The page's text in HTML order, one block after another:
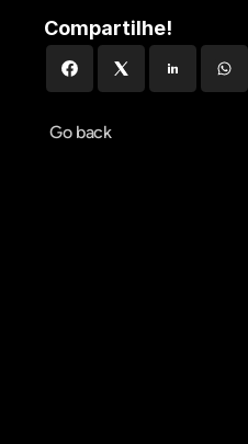
Compartilhe!
Go back